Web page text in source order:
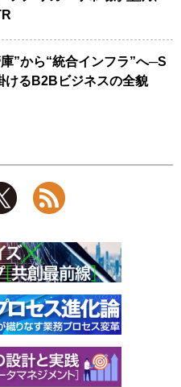
”から“統合インフラ”へ─S
るB2Bビジネスの全貌